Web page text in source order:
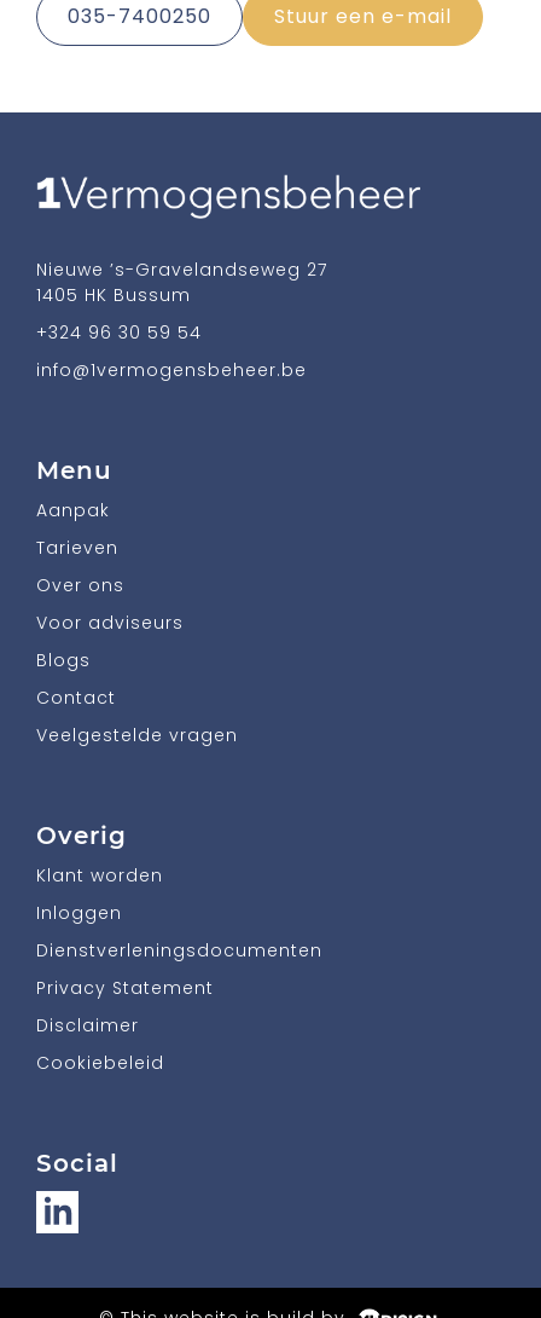
035-7400250 Stuur een e-mail
Nieuwe ’s-Gravelandseweg 27
1405 HK Bussum
+324 96 30 59 54
info@1vermogensbeheer.be
Menu
Aanpak
Tarieven
Over ons
Voor adviseurs
Blogs
Contact
Veelgestelde vragen
Overig
Klant worden
Inloggen
Dienstverleningsdocumenten
Privacy Statement
Disclaimer
Cookiebeleid
Social